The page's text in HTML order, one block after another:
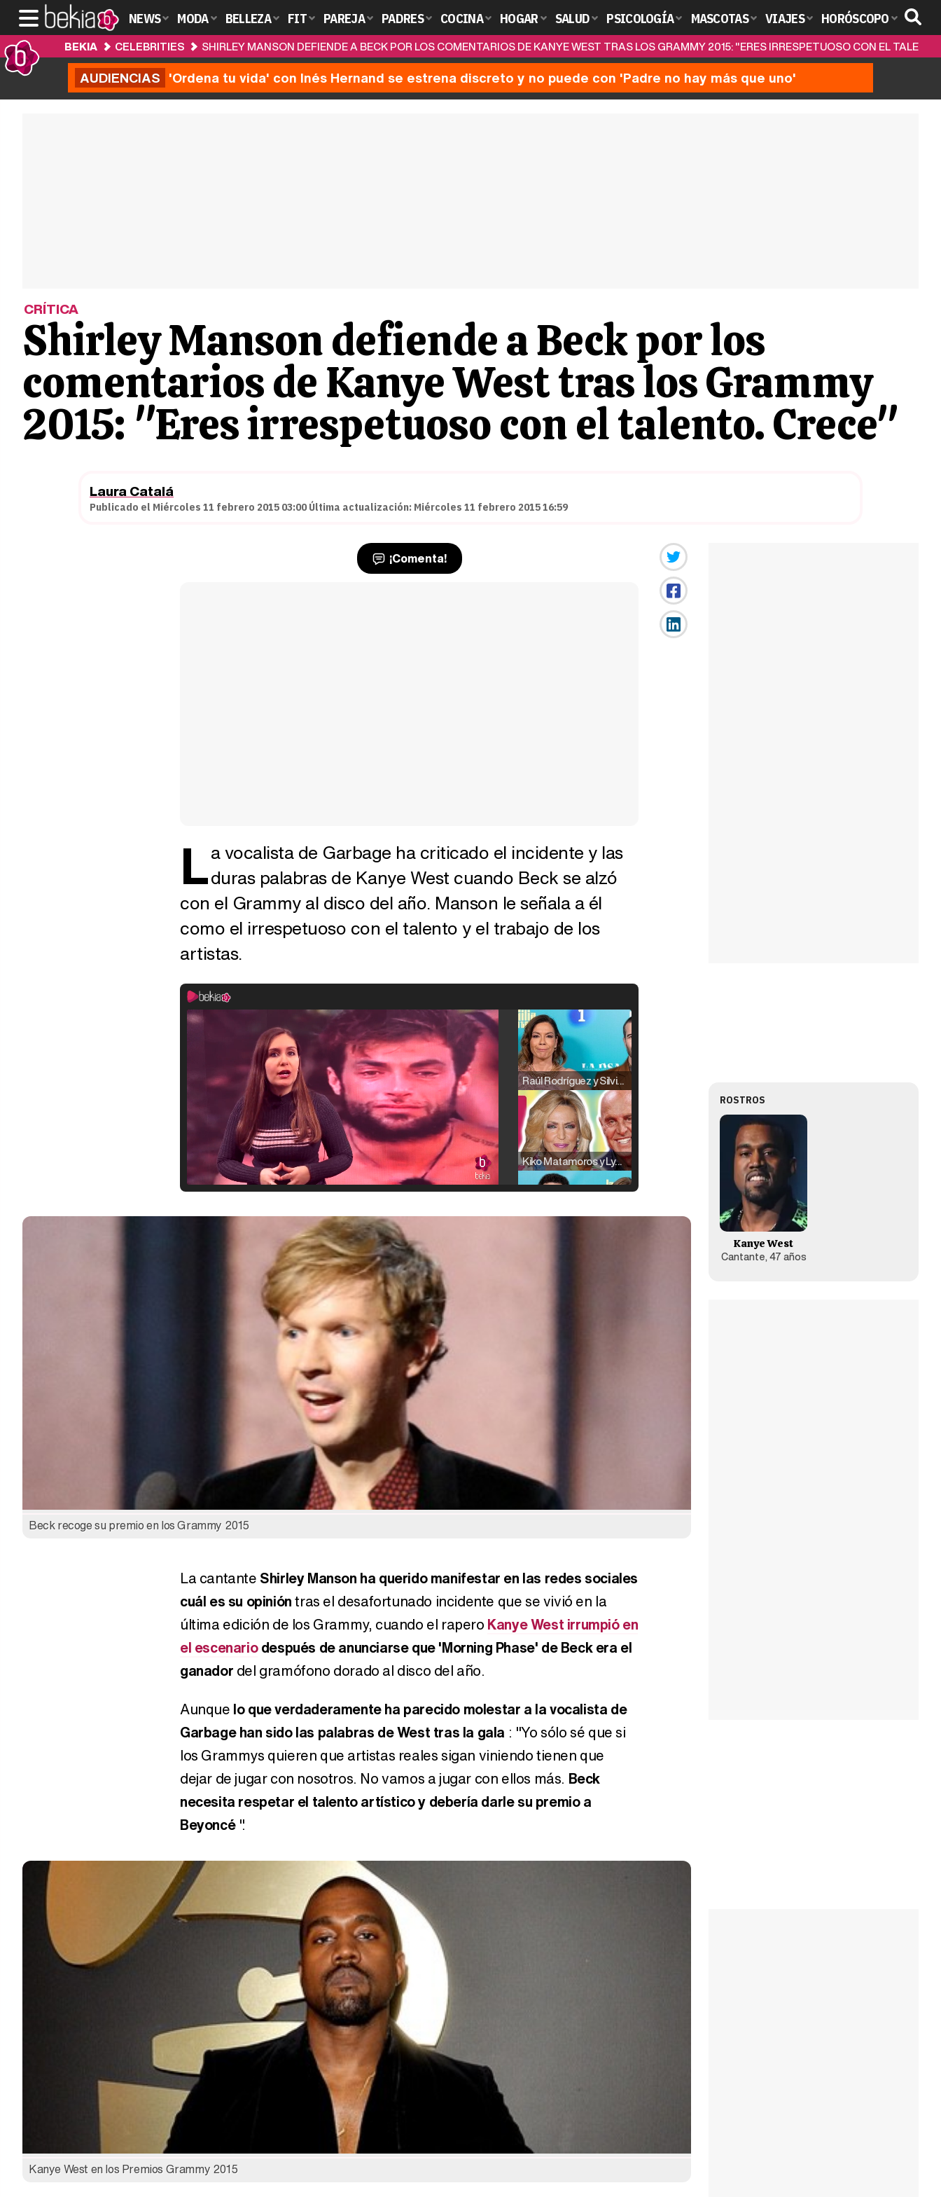
NEWS MODA BELLEZA FIT PAREJA PADRES COCINA HOGAR SALUD PSICOLOGÍA MASCOTAS VIAJES HORÓSCOPO
BEKIA CELEBRITIES SHIRLEY MANSON DEFIENDE A BECK POR LOS COMENTARIOS DE KANYE WEST TRAS LOS GRAMMY 2015: "ERES IRRESPETUOSO CON EL
AUDIENCIAS 'Ordena tu vida' con Inés Hernand se estrena discreto y no puede con 'Padre no hay más que uno'
CRÍTICA
Shirley Manson defiende a Beck por los
comentarios de Kanye West tras los Grammy
2015: "Eres irrespetuoso con el talento. Crece"
Laura Catalá
Publicado el Miércoles 11 febrero 2015 03:00 Última actualización: Miércoles 11 febrero 2015 16:59
¡Comenta!
La vocalista de Garbage ha criticado el incidente y las
duras palabras de Kanye West cuando Beck se alzó
con el Grammy al disco del año. Manson le señala a él
como el irrespetuoso con el talento y el trabajo de los
artistas.
Raúl Rodríguez y Silvia Taulés nos cuentan su papel en 'La familia de la tele'
Kiko Matamoros y Lydia Lozano: "Nuestro público es de todas las edades y RTVE tiene un público muy pegado a las novelas, al que tenemos que captar"
Beck recoge su premio en los Grammy 2015
La cantante Shirley Manson ha querido manifestar en las redes sociales
cuál es su opinióntras el desafortunado incidente que se vivió en la
última edición de los Grammy, cuando el rapero Kanye West irrumpió en
el escenariodespués de anunciarse que 'Morning Phase' de Beck era el
ganador del gramófono dorado al disco del año.
Aunque lo que verdaderamente ha parecido molestar a la vocalista de
Garbage han sido las palabras de West tras la gala : "Yo sólo sé que si
los Grammys quieren que artistas reales sigan viniendo tienen que
dejar de jugar con nosotros. No vamos a jugar con ellos más. Beck
necesita respetar el talento artístico y debería darle su premio a
Beyoncé".
Kanye West en los Premios Grammy 2015
ROSTROS
Kanye West
Cantante, 47 años